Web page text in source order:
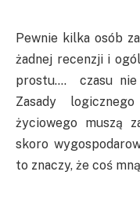
Pewnie kilka osób
żadnej recenzji i
prostu…. czasu nie
Zasady
życiowego muszą
skoro
to znaczy, że coś